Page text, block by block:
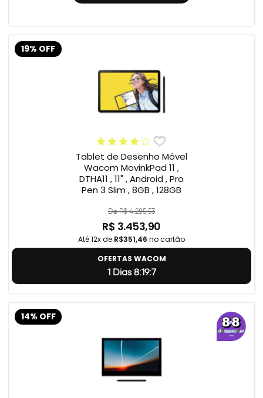
19% OFF
Tablet de Desenho Móvel
Wacom MovinkPad 11 ,
DTHA11 , 11" , Android , Pro
Pen 3 Slim , 8GB , 128GB
De R$ 4.285,53
R$ 3.453,90
Até 12x de R$351,46 no cartão
OFERTAS WACOM
1 Dias 8:19:6
14% OFF